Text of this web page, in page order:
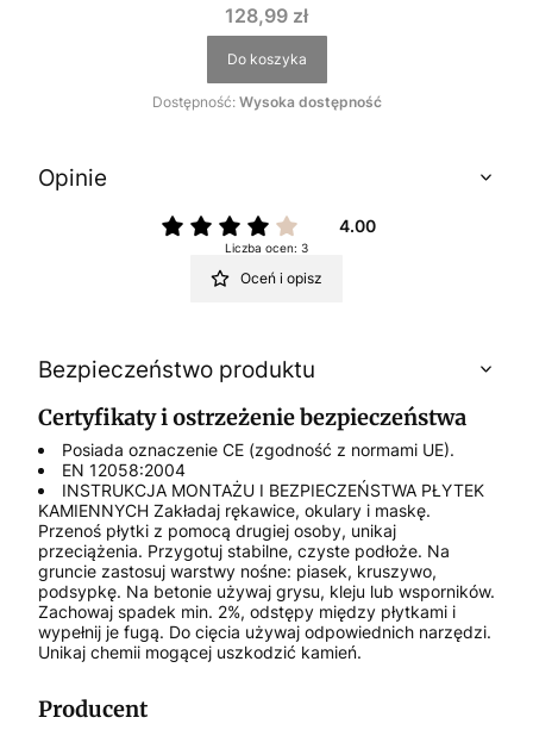
Cena
128,99 zł
Do koszyka
Dostępność: Wysoka dostępność
Opinie
4.00
Liczba ocen: 3
Oceń i opisz
Bezpieczeństwo produktu
Certyfikaty i ostrzeżenie bezpieczeństwa
Posiada oznaczenie CE (zgodność z normami UE).
EN 12058:2004
INSTRUKCJA MONTAŻU I BEZPIECZEŃSTWA PŁYTEK
KAMIENNYCH Zakładaj rękawice, okulary i maskę.
Przenoś płytki z pomocą drugiej osoby, unikaj
przeciążenia. Przygotuj stabilne, czyste podłoże. Na
gruncie zastosuj warstwy nośne: piasek, kruszywo,
podsypkę. Na betonie używaj grysu, kleju lub wsporników.
Zachowaj spadek min. 2%, odstępy między płytkami i
wypełnij je fugą. Do cięcia używaj odpowiednich narzędzi.
Unikaj chemii mogącej uszkodzić kamień.
Producent